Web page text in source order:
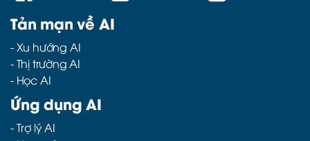
Tản mạn về AI
-Xu hướng AI
-Thị trường AI
- Học AI
Ứng dụng AI
-Trợ lý AI